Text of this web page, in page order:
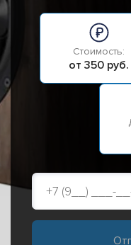
Стоимость:
от 350 руб.